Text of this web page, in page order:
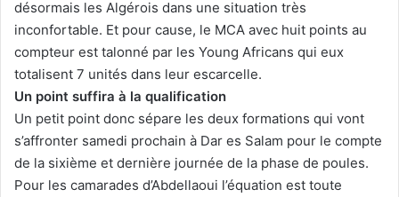
désormais les Algérois dans une situation très
inconfortable. Et pour cause, le MCA avec huit points au
compteur est talonné par les Young Africans qui eux
totalisent 7 unités dans leur escarcelle.
Un point suffira à la qualification
Un petit point donc sépare les deux formations qui vont
s’affronter samedi prochain à Dar es Salam pour le compte
de la sixième et dernière journée de la phase de poules.
Pour les camarades d’Abdellaoui l’équation est toute